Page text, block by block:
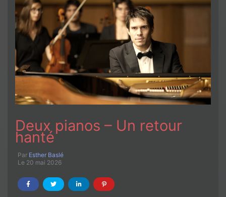
Deux pianos – Un retour
hanté
Par Esther Baslé
Le 20 mai 2026